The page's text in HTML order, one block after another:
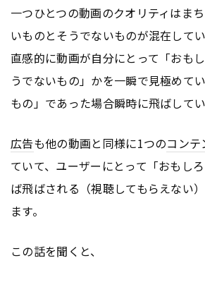
一つひとつの動画のクオリティはま
いものとそうでないものが混在して
直感的に動画が自分にとって「おも
うでないもの」かを一瞬で見極めて
もの」であった場合瞬時に飛ばしてい
広告も他の動画と同様に1つのコンテ
ていて、ユーザーにとって「おもし
ば飛ばされる（視聴してもらえない
ます。
この話を聞くと、